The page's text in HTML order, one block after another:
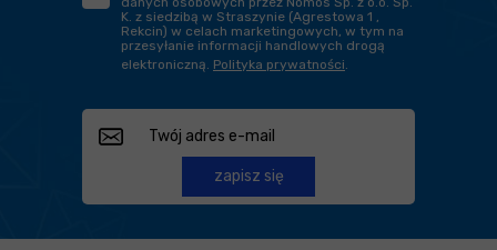
K. z siedzibą w Straszynie (Agrestowa 1 ,
Rekcin) w celach marketingowych, w tym na
przesyłanie informacji handlowych drogą
elektroniczną. Polityka prywatności
zapisz się